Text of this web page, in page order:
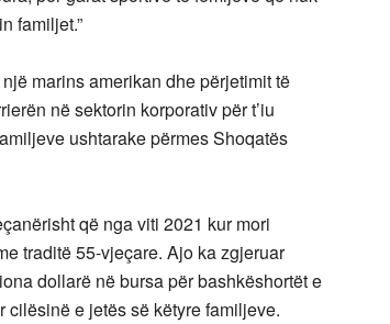
familjet.”
marins amerikan dhe përjetimit të
në sektorin korporativ për t’iu
ushtarake përmes Shoqatës
që nga viti 2021 kur mori
traditë 55-vjeçare. Ajo ka zgjeruar
dollarë në bursa për bashkëshortët e
cilësinë e jetës së këtyre familjeve.